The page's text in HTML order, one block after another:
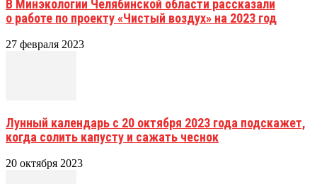
В Минэкологии Челябинской области рассказали
о работе по проекту «Чистый воздух» на 2023 год
27 февраля 2023
Лунный календарь с 20 октября 2023 года подскажет,
когда солить капусту и сажать чеснок
20 октября 2023